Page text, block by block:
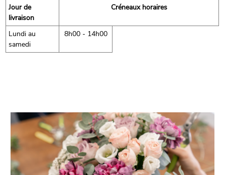
Jour de
livraison
Créneaux horaires
Lundi au
samedi
8h00 - 14h00